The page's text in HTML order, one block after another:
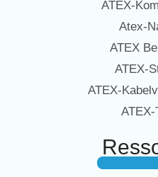
ATEX-
Atex-
ATEX
ATEX-
ATEX-
ATEX-